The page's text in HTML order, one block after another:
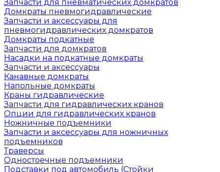
Запчасти для пневматических домкратов
Домкраты пневмогидравлические
Запчасти и аксессуары для
пневмогидравлических домкратов
Домкраты подкатные
Запчасти для домкратов
Насадки на подкатные домкраты
Запчасти и аксессуары
Канавные домкраты
Напольные домкраты
Краны гидравлические
Запчасти для гидравлических кранов
Опции для гидравлических кранов
Ножничные подъемники
Запчасти и аксессуары для ножничных
подъемников
Траверсы
Одностоечные подъемники
Подставки под автомобиль (Стойки